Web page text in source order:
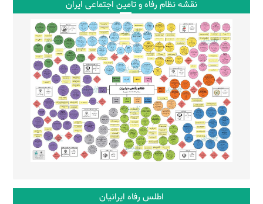
نقشه نظام رفاه و تامین اجتماعی ایران
اطلس رفاه ایرانیان